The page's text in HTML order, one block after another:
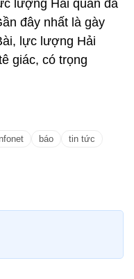
lượng Hải quan đã
đây nhất là gày
lực lượng Hải
giác, có trọng
báo
tin tức